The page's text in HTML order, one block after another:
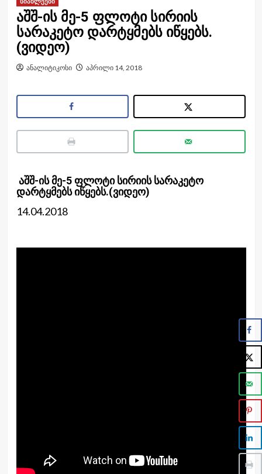
აშშ-ის მე-5 ფლოტი სირიის
სარაკეტო დარტყმებს იწყებს.
(ვიდეო)
ანალიტიკოსი აპრილი 14, 2018
აშშ-ის მე-5 ფლოტი სირიის სარაკეტო
დარტყმებს იწყებს.(ვიდეო)
14.04.2018